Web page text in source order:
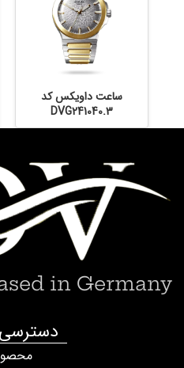
ساعت داویکس کد
DVG241040.3
in Germany